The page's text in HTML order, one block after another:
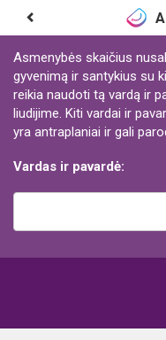
Asmenybės skaičius
gyvenimą ir santykius su
reikia naudoti tą vardą ir
liudijime. Kiti vardai ir
yra antraplaniai ir gali
Vardas ir pavardė: